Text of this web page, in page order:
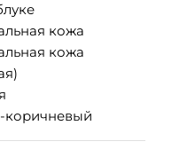
кожа
кожа
коричневый